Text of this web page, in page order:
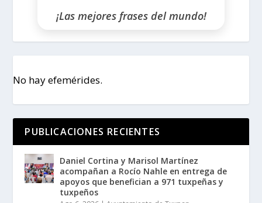
¡Las mejores frases del mundo!
No hay efemérides.
PUBLICACIONES RECIENTES
Daniel Cortina y Marisol Martínez
acompañan a Rocío Nahle en entrega de
apoyos que benefician a 971 tuxpeñas y
tuxpeños